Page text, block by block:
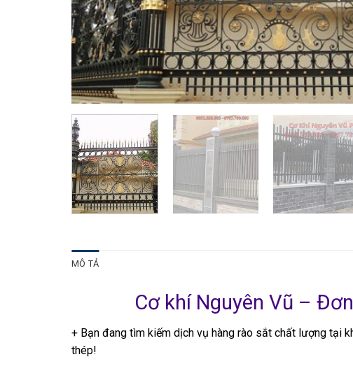
MÔ TẢ
Cơ khí Nguyên Vũ –
+ Bạn đang tìm kiếm dịch vụ hàng rào sắt chất lượng tại
thép!